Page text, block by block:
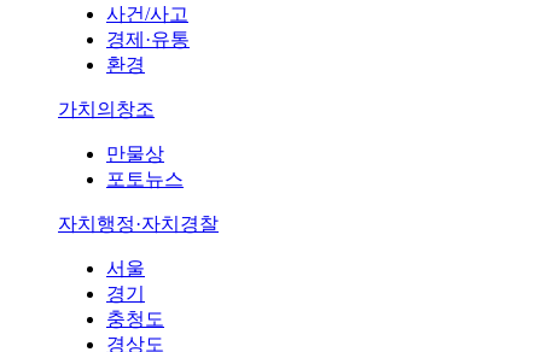
사건/사고
경제·유통
환경
가치의창조
만물상
포토뉴스
자치행정·자치경찰
서울
경기
충청도
경상도